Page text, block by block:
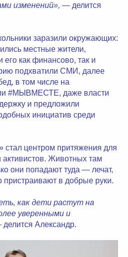
изменений», — делится
заразили окружающих:
местные жители,
как финансово, так и
подхватили СМИ, далее
в том числе на
#МЫВМЕСТЕ, даже власти
и предложили
инициатив среди
стал центром притяжения для
Животных там
они попадают туда — лечат,
пристраивают в добрые руки.
как дети растут на
уверенными и
Александр.